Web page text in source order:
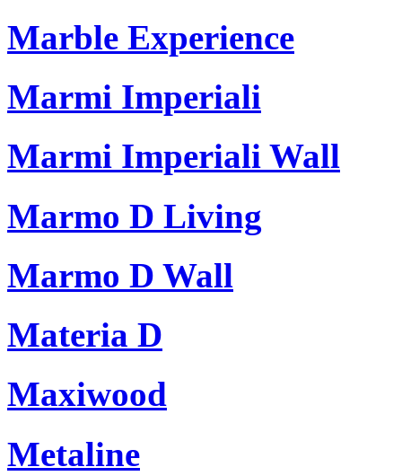
Marble Experience
Marmi Imperiali
Marmi Imperiali Wall
Marmo D Living
Marmo D Wall
Materia D
Maxiwood
Metaline